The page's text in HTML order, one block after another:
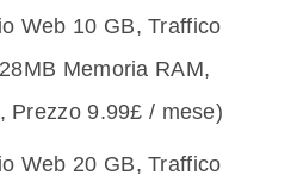
Web 10 GB, Traffico
Memoria RAM,
Prezzo 9.99£ / mese)
Web 20 GB, Traffico